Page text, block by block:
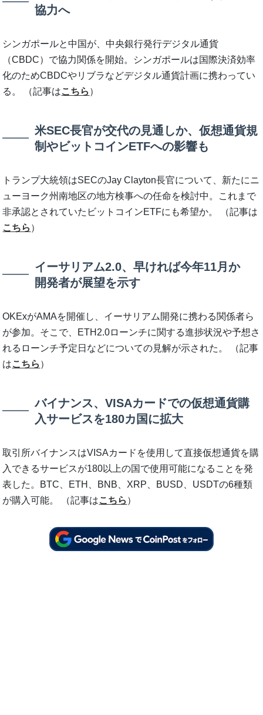
協力へ
シンガポールと中国が、中央銀行発行デジタル通貨
（CBDC）で協力関係を開始。シンガポールは国際決済効率
化のためCBDCやリブラなどデジタル通貨計画に携わってい
る。 （記事はこちら ）
米SEC長官が交代の見通しか、仮想通貨規
制やビットコインETFへの影響も
トランプ大統領はSECのJay Clayton長官について、新たにニ
ューヨーク州南地区の地方検事への任命を検討中。これまで
非承認とされていたビットコインETFにも希望か。 （記事は
こちら ）
イーサリアム2.0、早ければ今年11月か
開発者が展望を示す
OKExがAMAを開催し、イーサリアム開発に携わる関係者ら
が参加。そこで、ETH2.0ローンチに関する進捗状況や予想さ
れるローンチ予定日などについての見解が示された。 （記事
はこちら ）
バイナンス、VISAカードでの仮想通貨購
入サービスを180カ国に拡大
取引所バイナンスはVISAカードを使用して直接仮想通貨を購
入できるサービスが180以上の国で使用可能になることを発
表した。BTC、ETH、BNB、XRP、BUSD、USDTの6種類
が購入可能。 （記事はこちら ）